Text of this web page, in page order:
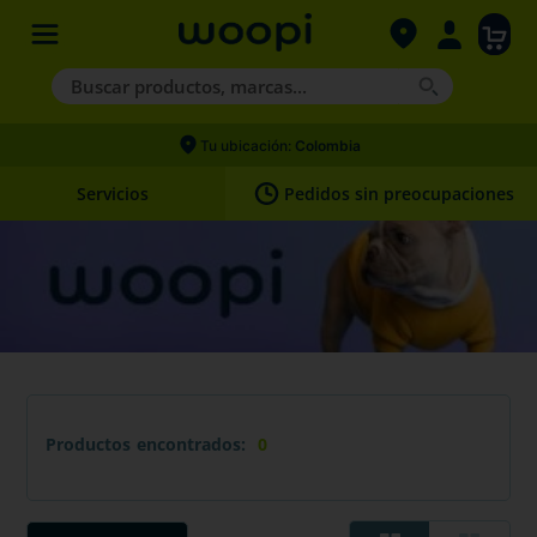
Buscar productos, marcas...
Términos más buscados
2.
hills
nexgard
4. royal canin
Tu ubicación: Colombia
Servicios Pedidos sin preocupaciones
0
Productos